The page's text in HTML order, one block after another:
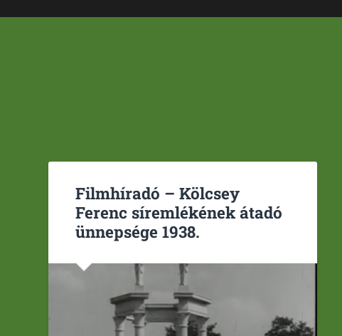
Filmhíradó – Kölcsey
Ferenc síremlékének átadó
ünnepsége 1938.